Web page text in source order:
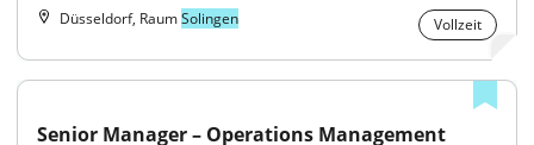
Düsseldorf, RaumSolingen Vollzeit